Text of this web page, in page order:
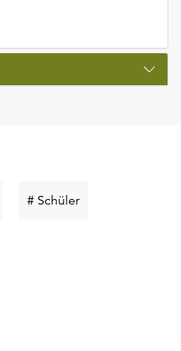
Schlüsselwort
# SchülerSchlüsselwort